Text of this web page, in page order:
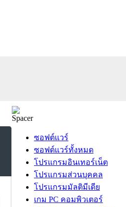
ซอฟต์แวร์
ซอฟต์แวร์ทั้งหมด
โปรแกรมอินเทอร์เน็ต
โปรแกรมส่วนบุคคล
โปรแกรมมัลติมีเดีย
เกม PC คอมพิวเตอร์